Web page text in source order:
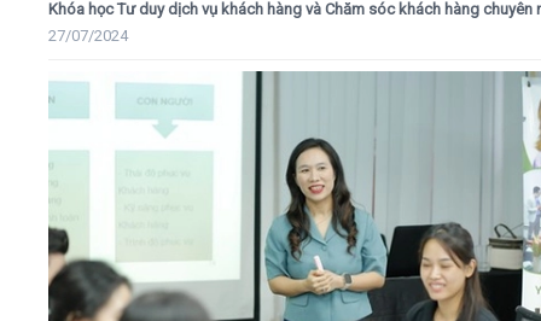
Khóa học Tư duy dịch vụ khách hàng và Chăm sóc khách hàng chuyên
27/07/2024